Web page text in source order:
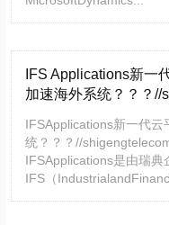
IFS Applications新一
加速海外系统？？？//
IFSApplications新一代
统？？？//
IFSApplications是由瑞典
IFS（